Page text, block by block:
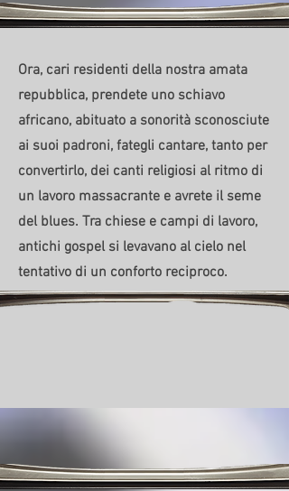
Ora, cari residenti della nostra amata
repubblica, prendete uno schiavo
africano, abituato a sonorità sconosciute
ai suoi padroni, fategli cantare, tanto per
convertirlo, dei canti religiosi al ritmo di
un lavoro massacrante e avrete il seme
del blues. Tra chiese e campi di lavoro,
antichi gospel si levavano al cielo nel
tentativo di un conforto reciproco.